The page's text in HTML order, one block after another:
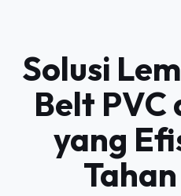
Solusi
Belt PVC
yang